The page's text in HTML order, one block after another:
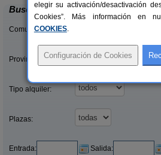
Buscar
Comunidades:
Provincias/Islas:
Tipo alquiler:
Plazas:
Entrada: Salida:
elegir su activación/desactivación
Cookies”. Más información en
COOKIES.